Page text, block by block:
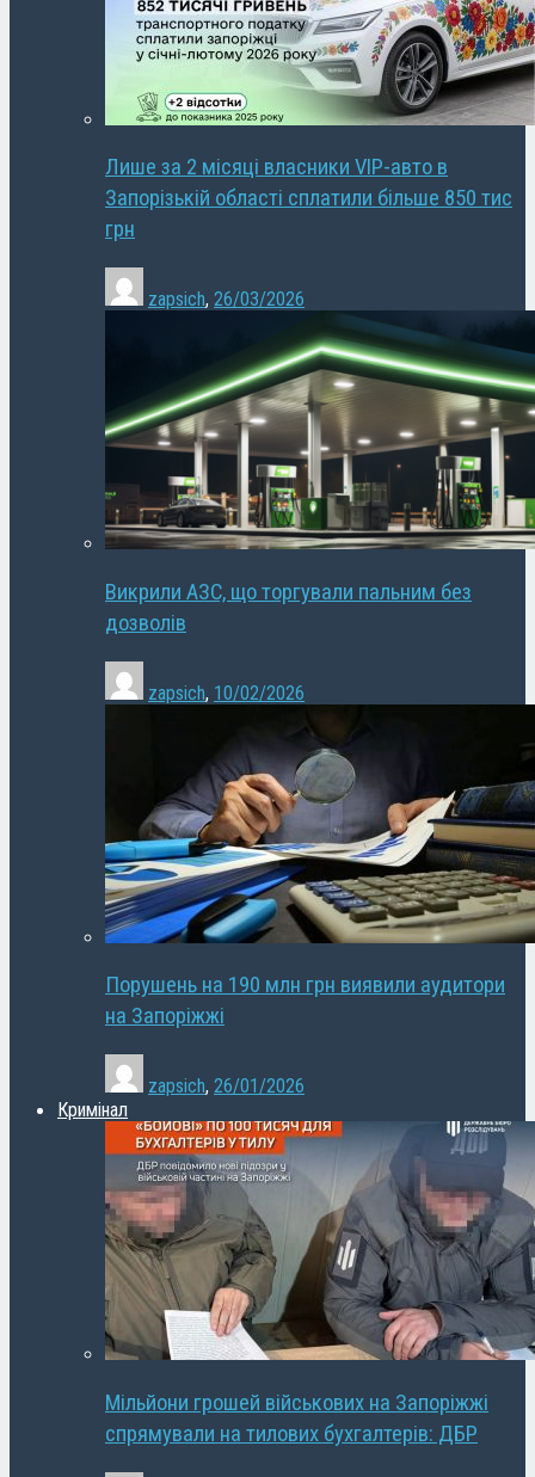
Лише за 2 місяці власники VIP-авто в
Запорізькій області сплатили більше 850 тис
грн
zapsich, 26/03/2026
Викрили АЗС, що торгували пальним без
дозволів
zapsich, 10/02/2026
Порушень на 190 млн грн виявили аудитори
на Запоріжжі
zapsich, 26/01/2026
Кримінал
Мільйони грошей військових на Запоріжжі
спрямували на тилових бухгалтерів: ДБР